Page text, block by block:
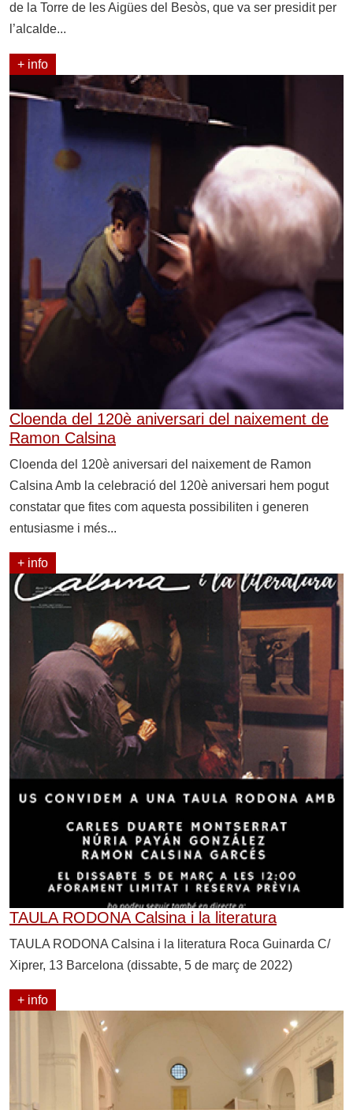
de la Torre de les Aigües del Besòs, que va ser presidit per
l’alcalde...
+ info
Cloenda del 120è aniversari del naixement de
Ramon Calsina
Cloenda del 120è aniversari del naixement de Ramon
Calsina Amb la celebració del 120è aniversari hem pogut
constatar que fites com aquesta possibiliten i generen
entusiasme i més...
+ info
TAULA RODONA Calsina i la literatura
TAULA RODONA Calsina i la literatura Roca Guinarda C/
Xiprer, 13 Barcelona (dissabte, 5 de març de 2022)
+ info